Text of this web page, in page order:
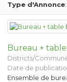
Type d'Annonce
Bureau + table
Districts/
Date de
Ensemble de